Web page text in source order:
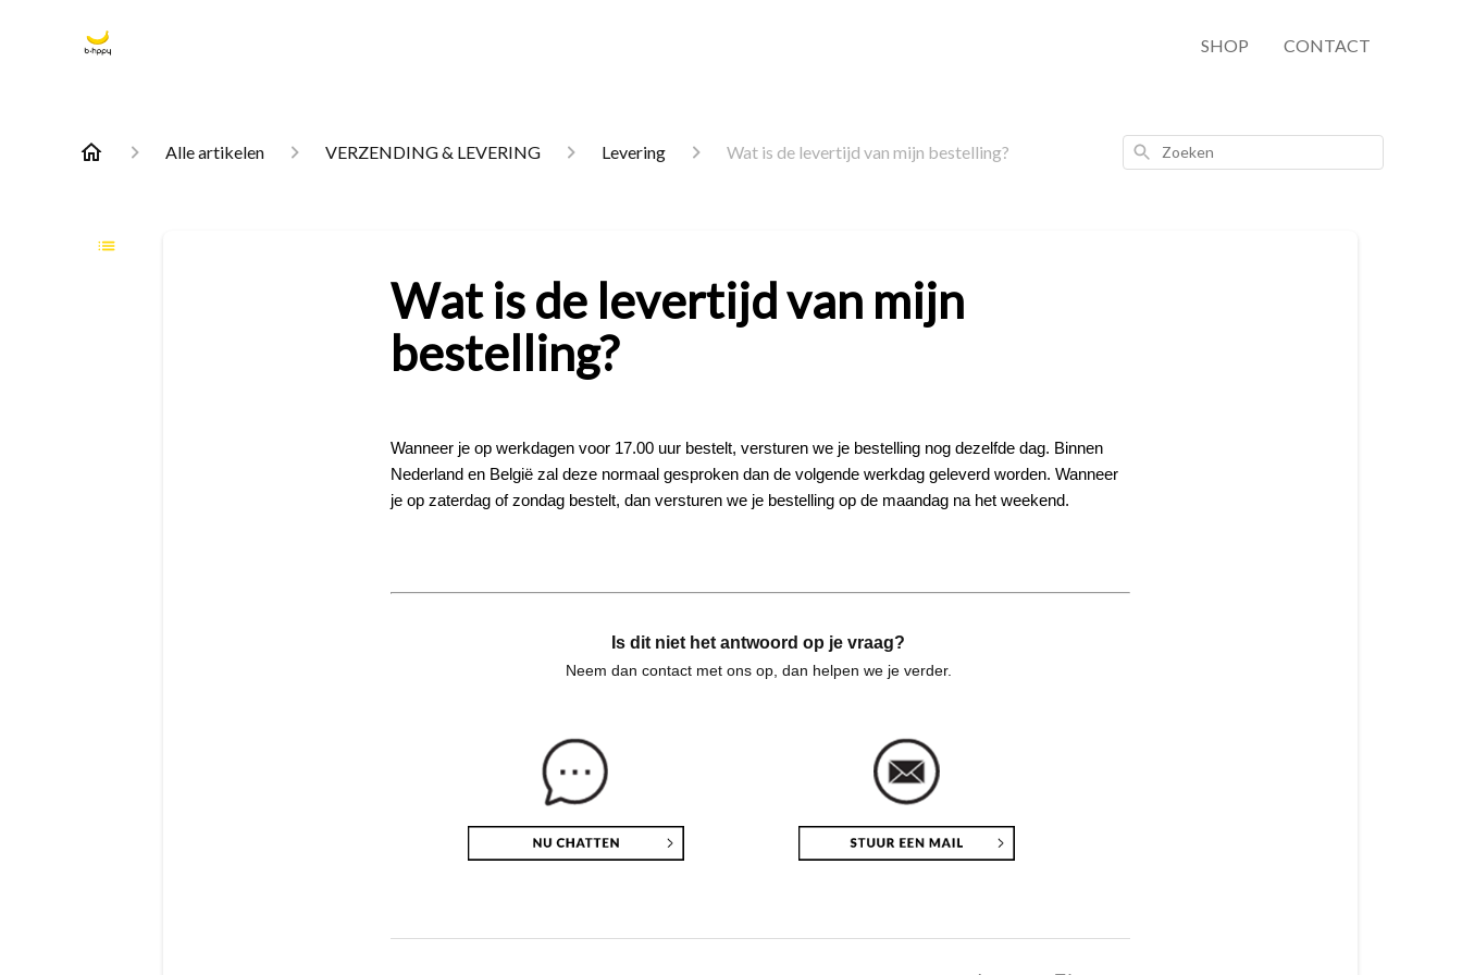
SHOP CONTACT
Alle artikelen VERZENDING & LEVERING Levering Wat is de levertijd van mijn bestelling? Zoeken
Wat is de levertijd van mijn
bestelling?
Wanneer je op werkdagen voor 17.00 uur bestelt, versturen we je bestelling nog dezelfde dag. Binnen
Nederland en België zal deze normaal gesproken dan de volgende werkdag geleverd worden. Wanneer
je op zaterdag of zondag bestelt, dan versturen we je bestelling op de maandag na het weekend.
Is dit niet het antwoord op je vraag?
Neem dan contact met ons op, dan helpen we je verder.